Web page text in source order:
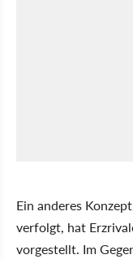
Ein anderes
verfolgt, hat
vorgestellt. Im